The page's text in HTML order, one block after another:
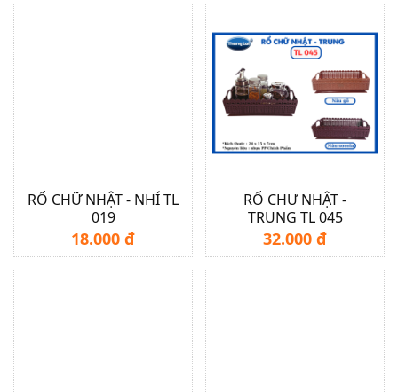
RỔ CHỮ NHẬT - NHÍ TL
019
18.000 đ
RỔ CHƯ NHẬT -
TRUNG TL 045
32.000 đ